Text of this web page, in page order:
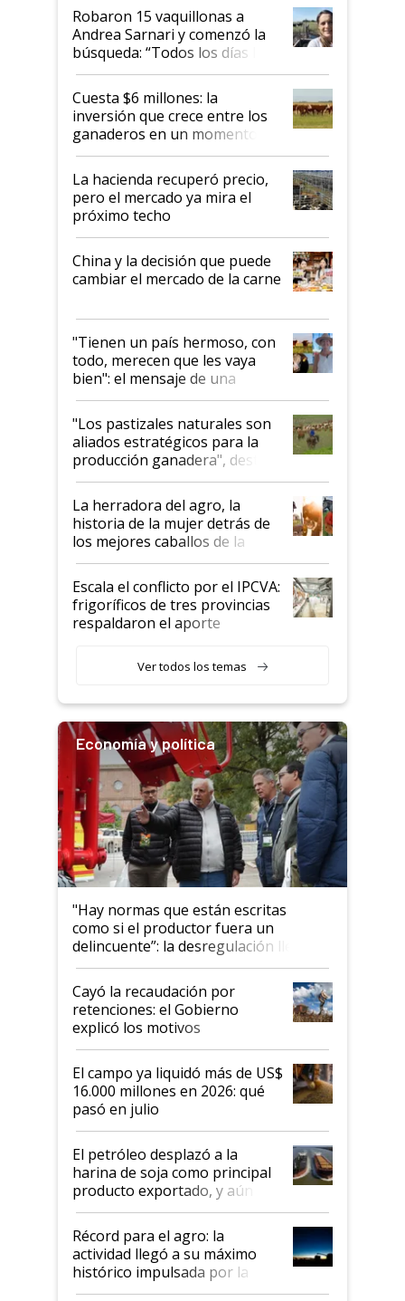
Robaron 15 vaquillonas a
Andrea Sarnari y comenzó la
búsqueda: “Todos los días le
toca a algún productor”
Cuesta $6 millones: la
inversión que crece entre los
ganaderos en un momento
histórico para la actividad
La hacienda recuperó precio,
pero el mercado ya mira el
próximo techo
China y la decisión que puede
cambiar el mercado de la carne
"Tienen un país hermoso, con
todo, merecen que les vaya
bien": el mensaje de una
ganadera uruguaya sobre las
oportunidades que se abren
para el agro en Argentina, con
foco en la carne
"Los pastizales naturales son
aliados estratégicos para la
producción ganadera", destaca
la iniciativa que ya reúne a 46
establecimientos en Argentina
La herradora del agro, la
historia de la mujer detrás de
los mejores caballos de la
Argentina y los mitos que
todavía hacen sufrir a estos
animales: "Mientras me
descalificaban, yo seguí
haciendo currículum"
Escala el conflicto por el IPCVA:
frigoríficos de tres provincias
respaldaron el aporte
Ver todos los temas
Economía y política
"Hay normas que están escritas
como si el productor fuera un
delincuente”: la desregulación llegó
al Congreso Aapresid y hasta se
habló del financiamiento al IPCVA
Cayó la recaudación por
retenciones: el Gobierno
explicó los motivos
El campo ya liquidó más de US$
16.000 millones en 2026: qué
pasó en julio
El petróleo desplazó a la
harina de soja como principal
producto exportado, y aún así
el agro aportó casi seis de cada
diez dólares y sostuvo el
liderazgo en un semestre
récord
Récord para el agro: la
actividad llegó a su máximo
histórico impulsada por la
cosecha y las exportaciones